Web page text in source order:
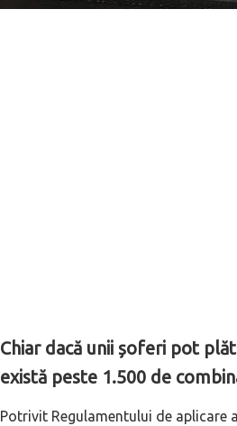
Chiar dacă unii șoferi pot
există peste 1.500 de
Potrivit Regulamentului de aplicare